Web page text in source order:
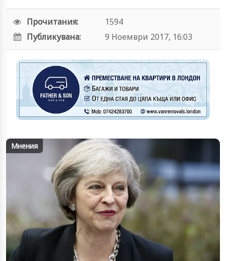
Прочитания:
1594
Публикувана:
9 Ноември 2017, 16:03
Мнения